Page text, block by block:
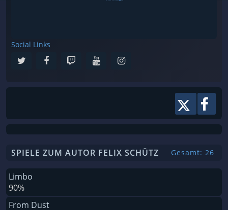
Social Links
SPIELE ZUM AUTOR FELIX SCHÜTZ Gesamt: 26
Limbo
90%
From Dust